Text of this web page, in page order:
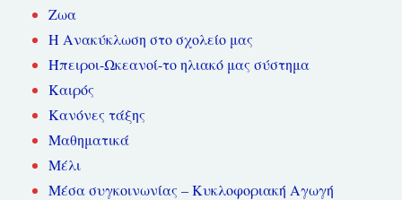
Ζωα
Η Ανακύκλωση στο σχολείο μας
Ήπειροι-Ωκεανοί-το ηλιακό μας σύστημα
Καιρός
Κανόνες τάξης
Μαθηματικά
Μέλι
Μέσα συγκοινωνίας – Κυκλοφοριακή Αγωγή